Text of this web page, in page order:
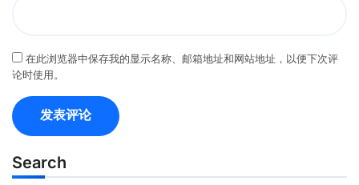
在此浏览器中保存我的显示名称、邮箱地址和网站地址，以便下次评
论时使用。
Search